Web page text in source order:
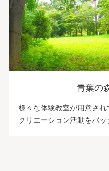
青葉の
様々な体験教室が用意さ
クリエーション活動をバ